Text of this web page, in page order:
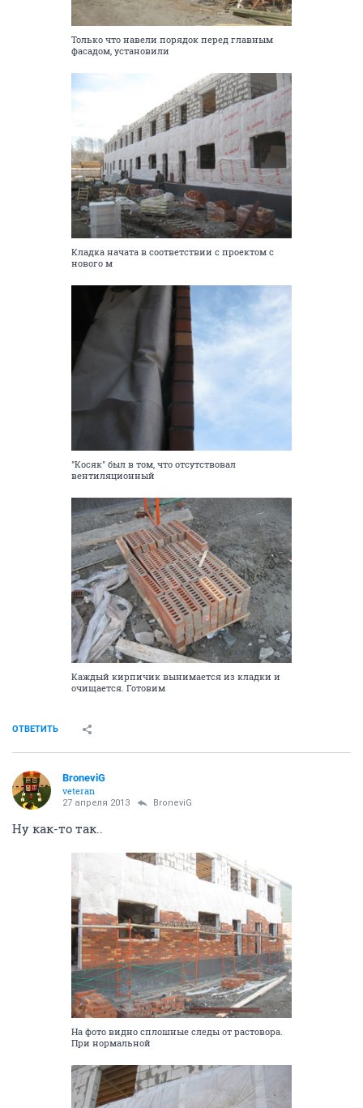
Только что навели порядок перед главным
фасадом, установили
Кладка начата в соответствии с проектом с
нового м
"Косяк" был в том, что отсутствовал
вентиляционный
Каждый кирпичик вынимается из кладки и
очищается. Готовим
ОТВЕТИТЬ
BroneviG
veteran
27 апреля 2013 BroneviG
Ну как-то так..
На фото видно сплошные следы от растовора.
При нормальной